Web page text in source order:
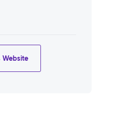
Website